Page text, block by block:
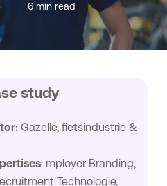
6 min read
study
Gazelle, fietsindustrie &
: mployer Branding,
Technologie,